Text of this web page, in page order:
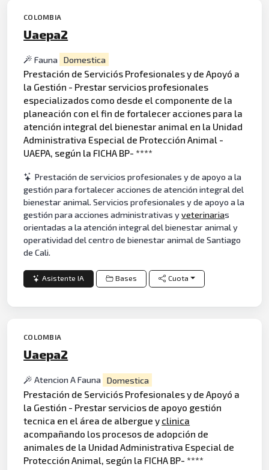
COLOMBIA
Uaepa2
Fauna Domestica
Prestación de Serviciós Profesionales y de Apoyó a
la Gestión - Prestar servicios profesionales
especializados como desde el componente de la
planeación con el fin de fortalecer acciones para la
atención integral del bienestar animal en la Unidad
Administrativa Especial de Protección Animal -
UAEPA, según la FICHA BP- ****
Prestación de servicios profesionales y de apoyo a la
gestión para fortalecer acciones de atención integral del
bienestar animal. Servicios profesionales y de apoyo a la
gestión para acciones administrativas yveterinarias
orientadas a la atención integral del bienestar animal y
operatividad del centro de bienestar animal de Santiago
de Cali.
Asistente IA Bases Cuota
COLOMBIA
Uaepa2
Atencion A Fauna Domestica
Prestación de Serviciós Profesionales y de Apoyó a
la Gestión - Prestar servicios de apoyo gestión
tecnica en el área de albergue y clinica
acompañando los procesos de adopción de
animales de la Unidad Administrativa Especial de
Protección Animal, según la FICHA BP- ****